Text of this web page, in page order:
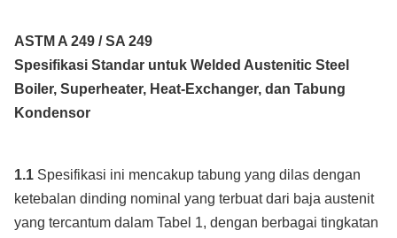
ASTM A 249 / SA 249
Spesifikasi Standar untuk Welded Austenitic Steel
Boiler, Superheater, Heat-Exchanger, dan Tabung
Kondensor
1.1 Spesifikasi ini mencakup tabung yang dilas dengan
ketebalan dinding nominal yang terbuat dari baja austenit
yang tercantum dalam Tabel 1, dengan berbagai tingkatan